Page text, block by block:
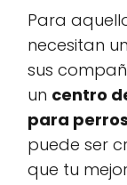
Para
necesitan
sus
un centro
para perros
puede ser
que tu